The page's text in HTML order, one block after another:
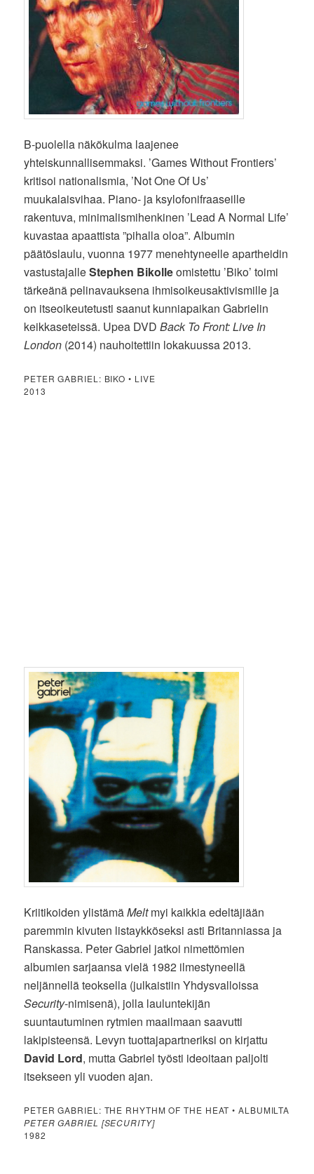
B-puolella näkökulma laajenee
yhteiskunnallisemmaksi. ’Games Without Frontiers’
kritisoi nationalismia, ’Not One Of Us’
muukalaisvihaa. Piano- ja ksylofonifraaseille
rakentuva, minimalismihenkinen ’Lead A Normal Life’
kuvastaa apaattista ”pihalla oloa”. Albumin
päätöslaulu, vuonna 1977 menehtyneelle apartheidin
vastustajalleStephen Bikolleomistettu ’Biko’ toimi
tärkeänä pelinavauksena ihmisoikeusaktivismille ja
on itseoikeutetusti saanut kunniapaikan Gabrielin
keikkaseteissä. Upea DVDBack To Front: Live In
London (2014) nauhoitettiin lokakuussa 2013.
PETER GABRIEL: BIKO • LIVE
2013
Kriitikoiden ylistämäMeltmyi kaikkia edeltäjiään
paremmin kivuten listaykköseksi asti Britanniassa ja
Ranskassa. Peter Gabriel jatkoi nimettömien
albumien sarjaansa vielä 1982 ilmestyneellä
neljännellä teoksella (julkaistiin Yhdysvalloissa
Security-nimisenä), jolla lauluntekijän
suuntautuminen rytmien maailmaan saavutti
lakipisteensä. Levyn tuottajapartneriksi on kirjattu
David Lord, mutta Gabriel työsti ideoitaan paljolti
itsekseen yli vuoden ajan.
PETER GABRIEL: THE RHYTHM OF THE HEAT • ALBUMILTA
PETER GABRIEL [SECURITY]
1982